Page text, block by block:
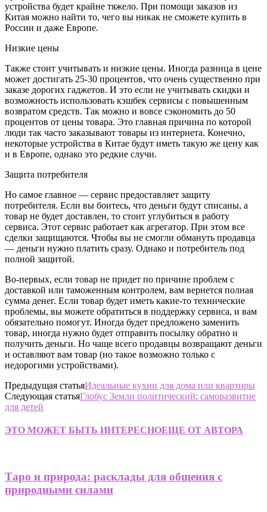
устройства будет крайне тяжело. При помощи заказов из
Китая можно найти то, чего вы никак не сможете купить в
России и даже Европе.
Низкие цены
Также стоит учитывать и низкие цены. Иногда разница в цене
может достигать 25-30 процентов, что очень существенно при
заказе дорогих гаджетов. И это если не учитывать скидки и
возможность использовать кэшбек сервисы с повышенным
возвратом средств. Так можно и вовсе сэкономить до 50
процентов от цены товара. Это главная причина по которой
люди так часто заказывают товары из интернета. Конечно,
некоторые устройства в Китае будут иметь такую же цену как
и в Европе, однако это редкие случи.
Защита потребителя
Но самое главное — сервис предоставляет защиту
потребителя. Если вы боитесь, что деньги будут списаны, а
товар не будет доставлен, то стоит углубиться в работу
сервиса. Этот сервис работает как агрегатор. При этом все
сделки защищаются. Чтобы вы не смогли обмануть продавца
— деньги нужно платить сразу. Однако и потребитель под
полной защитой.
Во-первых, если товар не придет по причине проблем с
доставкой или таможенным контролем, вам вернется полная
сумма денег. Если товар будет иметь какие-то технические
проблемы, вы можете обратиться в поддержку сервиса, и вам
обязательно помогут. Иногда будет предложено заменить
товар, иногда нужно будет отправить посылку обратно и
получить деньги. Но чаще всего продавцы возвращают деньги
и оставляют вам товар (но такое возможно только с
недорогими устройствами).
Предыдущая статьяИдеальные кухни для дома или квартиры
Следующая статьяГлобус Земли политический: саморазвитие
для детей
ЭТО МОЖЕТ БЫТЬ ИНТЕРЕСНОЕЩЕ ОТ АВТОРА
Таро и природа: расклады для общения с
природными силами